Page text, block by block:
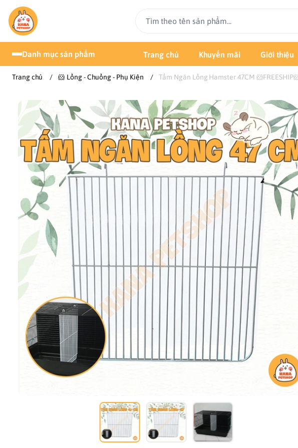
Danh mục sản phẩm Trang chủ Khuyến mãi Giới thiệu
Trang chủ / 🐹 Lồng - Chuồng - Phụ Kiện / Tấm Ngăn Lồng Hamster 47CM